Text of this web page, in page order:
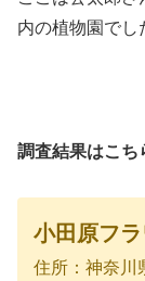
内の植物園でし
調査結果はこち
小田原フ
住所：神奈川